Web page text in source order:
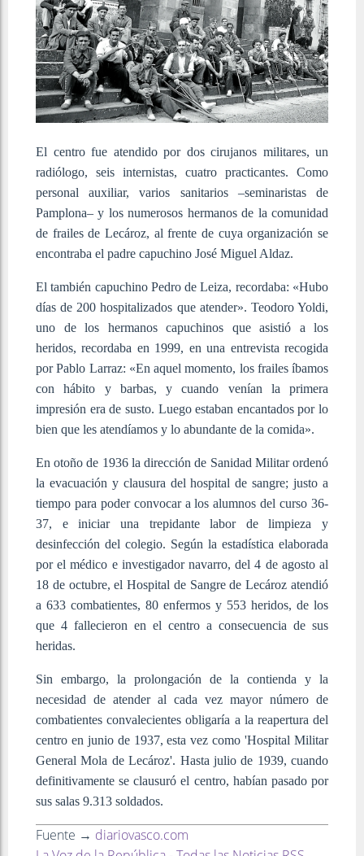
El centro fue atendido por dos cirujanos militares, un
radiólogo, seis internistas, cuatro practicantes. Como
personal auxiliar, varios sanitarios –seminaristas de
Pamplona– y los numerosos hermanos de la comunidad
de frailes de Lecároz, al frente de cuya organización se
encontraba el padre capuchino José Miguel Aldaz.
El también capuchino Pedro de Leiza, recordaba: «Hubo
días de 200 hospitalizados que atender». Teodoro Yoldi,
uno de los hermanos capuchinos que asistió a los
heridos, recordaba en 1999, en una entrevista recogida
por Pablo Larraz: «En aquel momento, los frailes íbamos
con hábito y barbas, y cuando venían la primera
impresión era de susto. Luego estaban encantados por lo
bien que les atendíamos y lo abundante de la comida».
En otoño de 1936 la dirección de Sanidad Militar ordenó
la evacuación y clausura del hospital de sangre; justo a
tiempo para poder convocar a los alumnos del curso 36-
37, e iniciar una trepidante labor de limpieza y
desinfección del colegio. Según la estadística elaborada
por el médico e investigador navarro, del 4 de agosto al
18 de octubre, el Hospital de Sangre de Lecároz atendió
a 633 combatientes, 80 enfermos y 553 heridos, de los
que 4 fallecieron en el centro a consecuencia de sus
heridas.
Sin embargo, la prolongación de la contienda y la
necesidad de atender al cada vez mayor número de
combatientes convalecientes obligaría a la reapertura del
centro en junio de 1937, esta vez como 'Hospital Militar
General Mola de Lecároz'. Hasta julio de 1939, cuando
definitivamente se clausuró el centro, habían pasado por
sus salas 9.313 soldados.
Fuente → diariovasco.com